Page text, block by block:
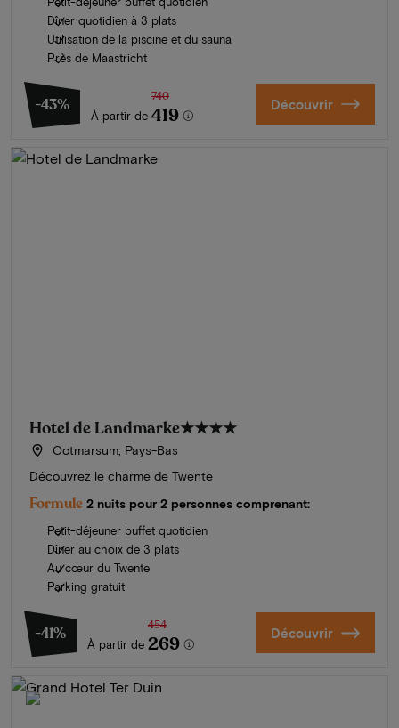
Dîner quotidien à 3 plats
Utilisation de la piscine et du sauna
Près de Maastricht
-43%
À partir de
740
419 Découvrir
Hotel de Landmarke★★★★
Ootmarsum, Pays-Bas
Découvrez le charme de Twente
Formule 2 nuits pour 2 personnes comprenant:
Petit-déjeuner buffet quotidien
Dîner au choix de 3 plats
Au cœur du Twente
Parking gratuit
-41%
À partir de
454
269 Découvrir